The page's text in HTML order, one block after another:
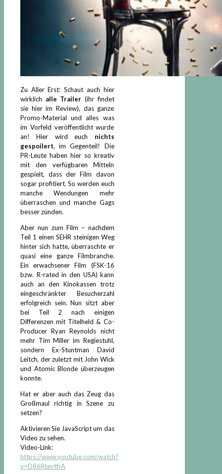
Zu Aller Erst: Schaut auch hier
wirklich alle Trailer (ihr findet
sie hier im Review), das ganze
Promo-Material und alles was
im Vorfeld veröffentlicht wurde
an! Hier wird euch nichts
gespoilert, im Gegenteil! Die
PR-Leute haben hier so kreativ
mit den verfügbaren Mitteln
gespielt, dass der Film davon
sogar profitiert. So werden euch
manche Wendungen mehr
überraschen und manche Gags
besser zünden.
Aber nun zum Film – nachdem
Teil 1 einen SEHR steinigen Weg
hinter sich hatte, überraschte er
quasi eine ganze Filmbranche.
Ein erwachsener Film (FSK-16
bzw. R-rated in den USA) kann
auch an den Kinokassen trotz
eingeschränkter Besucherzahl
erfolgreich sein. Nun sitzt aber
bei Teil 2 nach einigen
Differenzen mit Titelheld & Co-
Producer Ryan Reynolds nicht
mehr Tim Miller im Regiestuhl,
sondern Ex-Stuntman David
Leitch, der zuletzt mit John Wick
und Atomic Blonde überzeugen
konnte.
Hat er aber auch das Zeug das
Großmaul richtig in Szene zu
setzen?
Aktivieren Sie JavaScript um das
Video zu sehen.
Video-Link:
https://www.youtube.com/watch?
v=D86RtevtfrA